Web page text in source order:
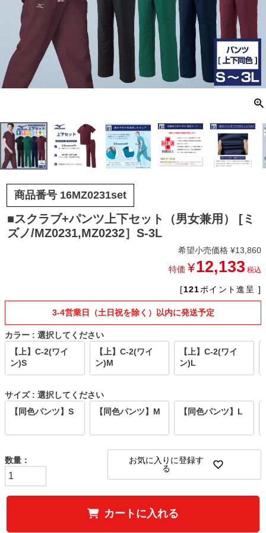
商品番号 16MZ0231set
■スクラブ+パンツ上下セット（男女兼用） [ミ
ズノ/MZ0231,MZ0232］S-3L
希望小売価格 ¥13,860
特価 ¥12,133 税込
[121ポイント進呈 ]
3-4営業日（土日祝を除く）以内に発送予定
カラー
選択してください
【上】C-2(ワイ
ン)S
【上】C-2(ワイ
ン)M
【上】C-2(ワイ
ン)L
サイズ
選択してください
【同色パンツ】S
【同色パンツ】M 【同色パンツ】L
お気に入りに登録す
る
カートに入れる